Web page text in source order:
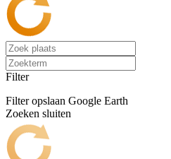
Filter
Filter opslaan Google Earth
Zoeken sluiten